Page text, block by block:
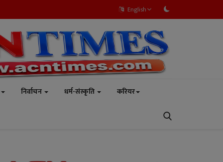
English
निर्वाचन धर्म-संस्कृति करियर